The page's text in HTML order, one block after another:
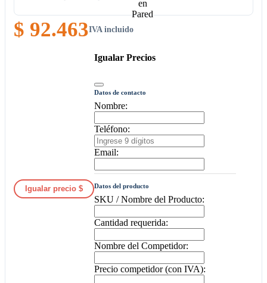
$ 92.463IVA incluido
Igualar precio $
Igualar Precios
Datos de contacto
Nombre:
Teléfono:
Email:
Datos del producto
SKU / Nombre del Producto:
Cantidad requerida:
Nombre del Competidor:
Precio competidor (con IVA):